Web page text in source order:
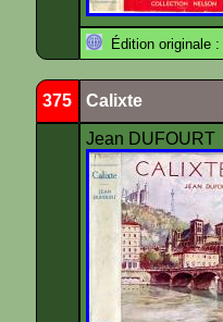
Édition originale :
375 Calixte
Jean DUFOURT